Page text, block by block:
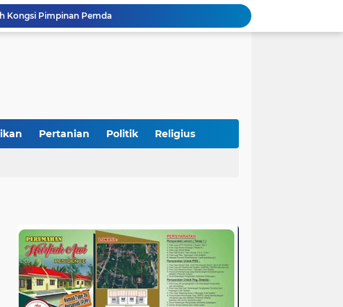
Kongsi Pimpinan Pemda
Tingkatkan PAD, UPTD PPD Kota Pariaman Luncurkan Program "SAJUMPA"
Bersama Rombongan Jemput Aspirasi
Rumah Korban Yang Tertimpa Pohon
Pertanian Politik Religius